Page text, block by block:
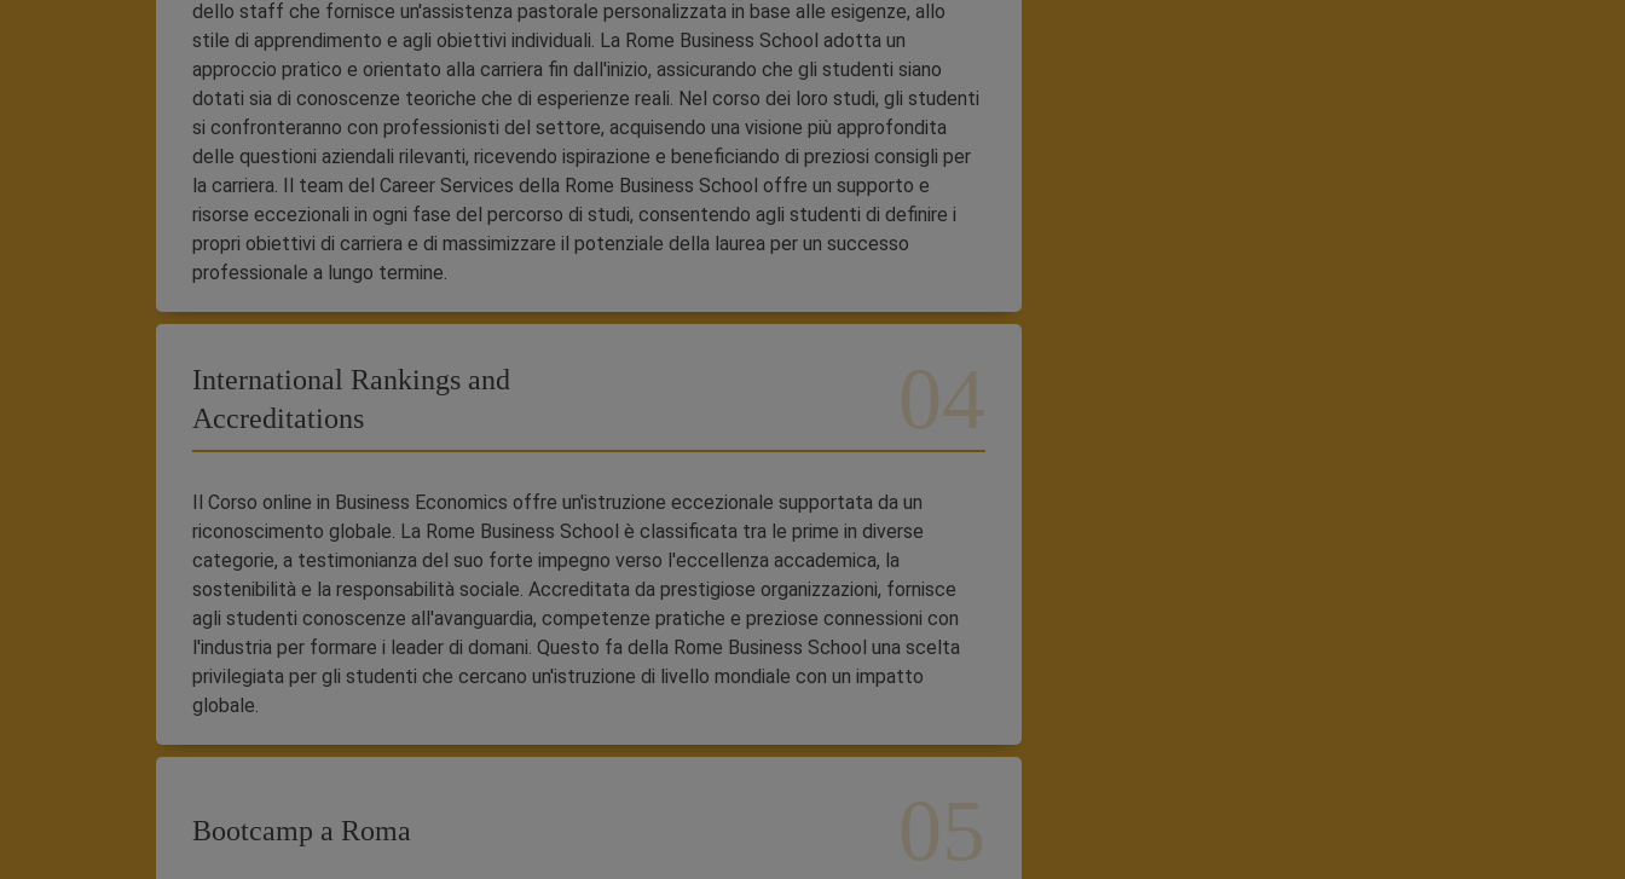
dello staff che fornisce un'assistenza pastorale personalizzata in base alle esigenze, allo
stile di apprendimento e agli obiettivi individuali. La Rome Business School adotta un
approccio pratico e orientato alla carriera fin dall'inizio, assicurando che gli studenti siano
dotati sia di conoscenze teoriche che di esperienze reali. Nel corso dei loro studi, gli studenti
si confronteranno con professionisti del settore, acquisendo una visione più approfondita
delle questioni aziendali rilevanti, ricevendo ispirazione e beneficiando di preziosi consigli per
la carriera. Il team del Career Services della Rome Business School offre un supporto e
risorse eccezionali in ogni fase del percorso di studi, consentendo agli studenti di definire i
propri obiettivi di carriera e di massimizzare il potenziale della laurea per un successo
professionale a lungo termine.
International Rankings and
Accreditations
Il Corso online in Business Economics offre un'istruzione eccezionale supportata da un
riconoscimento globale. La Rome Business School è classificata tra le prime in diverse
categorie, a testimonianza del suo forte impegno verso l'eccellenza accademica, la
sostenibilità e la responsabilità sociale. Accreditata da prestigiose organizzazioni, fornisce
agli studenti conoscenze all'avanguardia, competenze pratiche e preziose connessioni con
l'industria per formare i leader di domani. Questo fa della Rome Business School una scelta
privilegiata per gli studenti che cercano un'istruzione di livello mondiale con un impatto
globale.
Bootcamp a Roma